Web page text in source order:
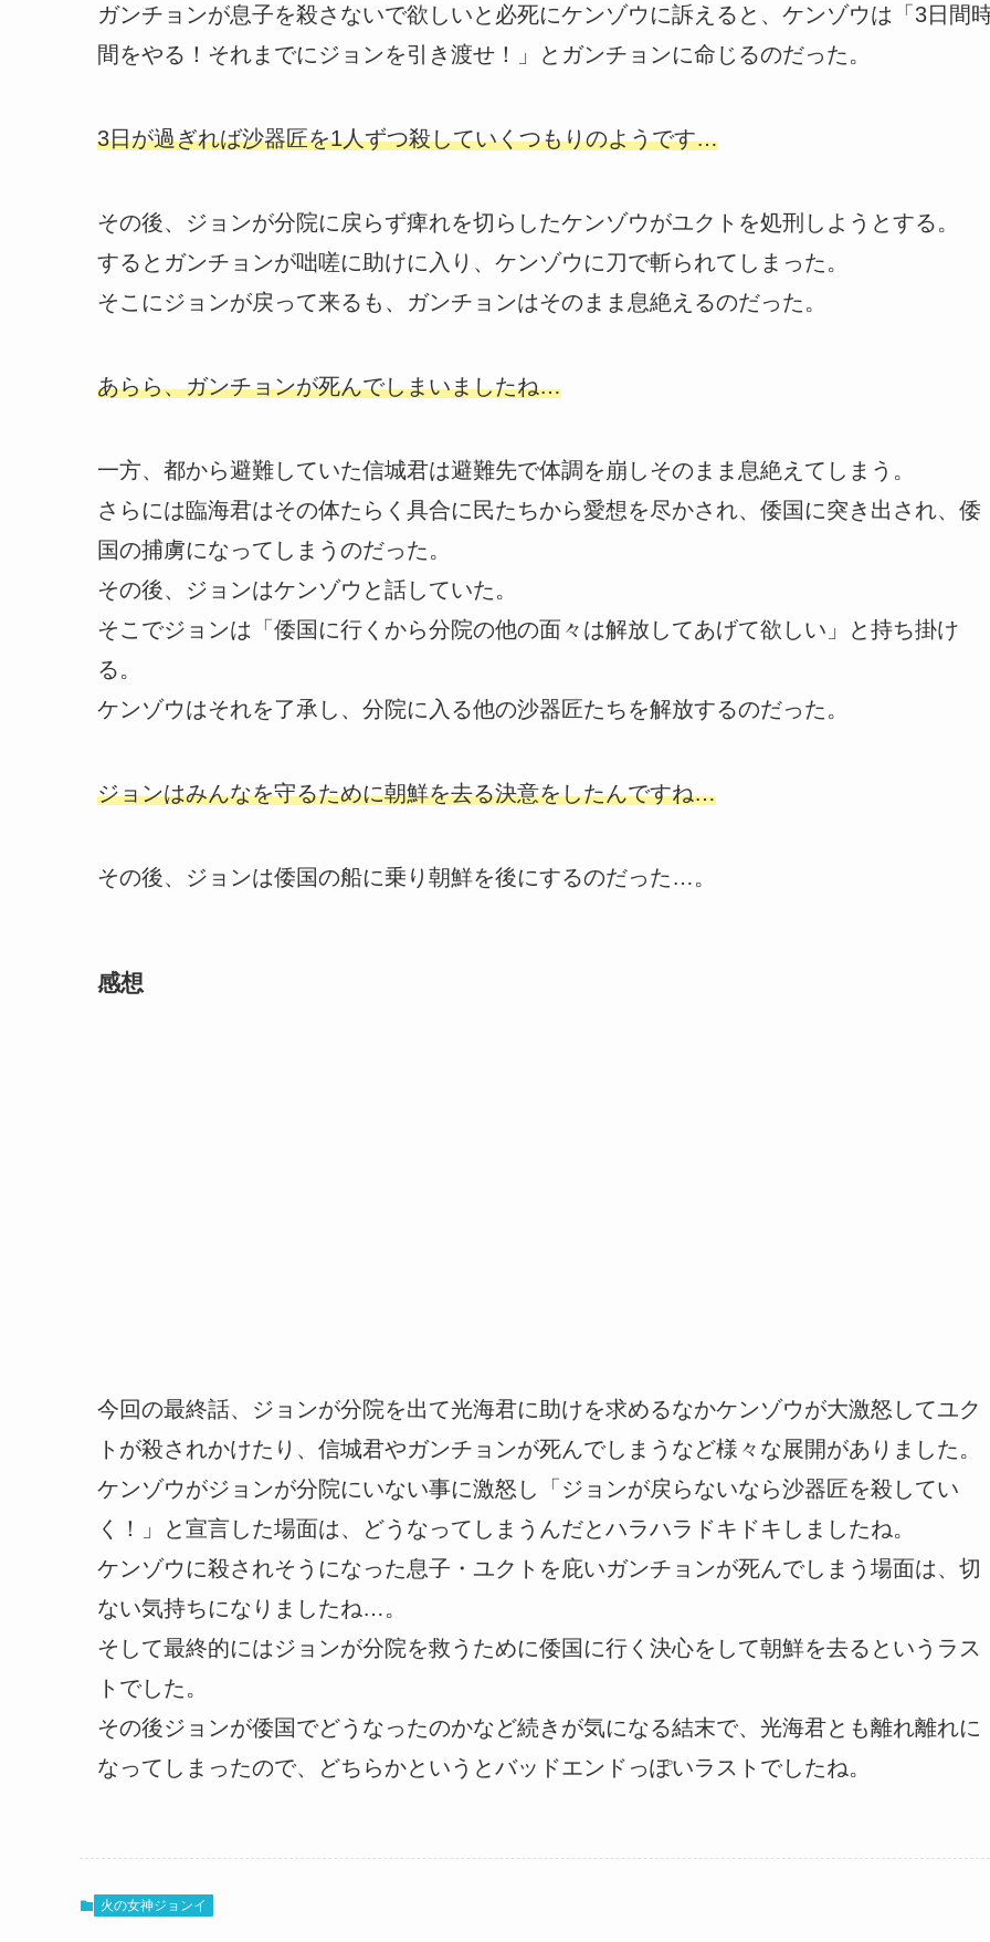
ガンチョンが息子を殺さないで欲しいと必死にケンゾウに訴えると、ケンゾウは「3日間
間をやる！それまでにジョンを引き渡せ！」とガンチョンに命じるのだった。
3日が過ぎれば沙器匠を1人ずつ殺していくつもりのようです…
その後、ジョンが分院に戻らず痺れを切らしたケンゾウがユクトを処刑しようとする。
するとガンチョンが咄嗟に助けに入り、ケンゾウに刀で斬られてしまった。
そこにジョンが戻って来るも、ガンチョンはそのまま息絶えるのだった。
あらら、ガンチョンが死んでしまいましたね…
一方、都から避難していた信城君は避難先で体調を崩しそのまま息絶えてしまう。
さらには臨海君はその体たらく具合に民たちから愛想を尽かされ、倭国に突き出され、倭
国の捕虜になってしまうのだった。
その後、ジョンはケンゾウと話していた。
そこでジョンは「倭国に行くから分院の他の面々は解放してあげて欲しい」と持ち掛け
る。
ケンゾウはそれを了承し、分院に入る他の沙器匠たちを解放するのだった。
ジョンはみんなを守るために朝鮮を去る決意をしたんですね…
その後、ジョンは倭国の船に乗り朝鮮を後にするのだった…。
感想
今回の最終話、ジョンが分院を出て光海君に助けを求めるなかケンゾウが大激怒してユク
トが殺されかけたり、信城君やガンチョンが死んでしまうなど様々な展開がありました。
ケンゾウがジョンが分院にいない事に激怒し「ジョンが戻らないなら沙器匠を殺してい
く！」と宣言した場面は、どうなってしまうんだとハラハラドキドキしましたね。
ケンゾウに殺されそうになった息子・ユクトを庇いガンチョンが死んでしまう場面は、切
ない気持ちになりましたね…。
そして最終的にはジョンが分院を救うために倭国に行く決心をして朝鮮を去るというラス
トでした。
その後ジョンが倭国でどうなったのかなど続きが気になる結末で、光海君とも離れ離れに
なってしまったので、どちらかというとバッドエンドっぽいラストでしたね。
火の女神ジョンイ